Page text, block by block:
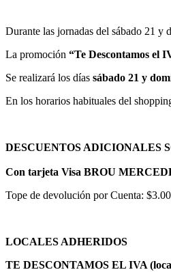
Durante las jornadas del sábado 21
La promoción “Te Descontamos el
Se realizará los días sábado 21 y
En los horarios habituales del
DESCUENTOS ADICIONALES
Con tarjeta Visa BROU
Tope de devolución por Cuenta:
LOCALES ADHERIDOS
TE DESCONTAMOS EL IVA